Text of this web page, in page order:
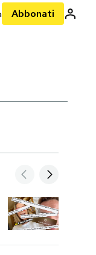
Abbonati